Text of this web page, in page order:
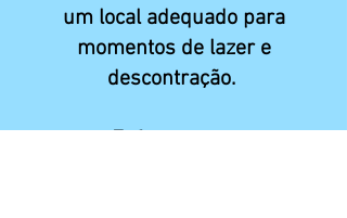
um local adequado para
momentos de lazer e
descontração.